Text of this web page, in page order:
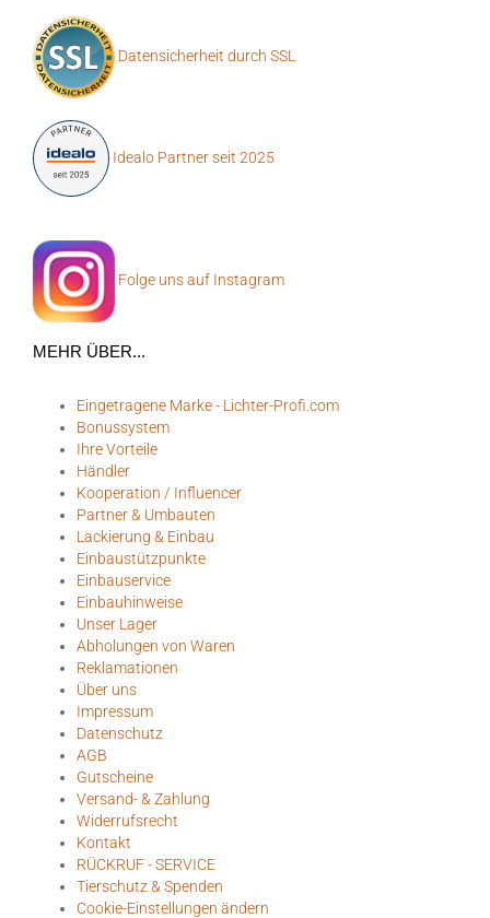
Datensicherheit durch SSL
Idealo Partner seit 2025
Folge uns auf Instagram
MEHR ÜBER...
Eingetragene Marke - Lichter-Profi.com
Bonussystem
Ihre Vorteile
Händler
Kooperation / Influencer
Partner & Umbauten
Lackierung & Einbau
Einbaustützpunkte
Einbauservice
Einbauhinweise
Unser Lager
Abholungen von Waren
Reklamationen
Über uns
Impressum
Datenschutz
AGB
Gutscheine
Versand- & Zahlung
Widerrufsrecht
Kontakt
RÜCKRUF - SERVICE
Tierschutz & Spenden
Cookie-Einstellungen ändern